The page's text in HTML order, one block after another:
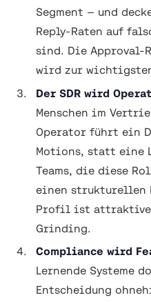
Segment — und
Reply-Raten auf
sind. Die Approval-
wird zur
Der SDR wird
Menschen im
Operator führt ein
Motions, statt eine
Teams, die diese
einen strukturellen
Profil ist attraktiver
Grinding.
Compliance wird
Lernende Systeme
Entscheidung